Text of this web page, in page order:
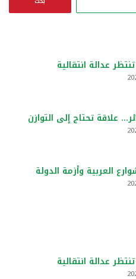
ن
عدالة انتقالية
علاقة تحتاج إلى التوازن
العربية وأزمة الدولة
عدالة انتقالية